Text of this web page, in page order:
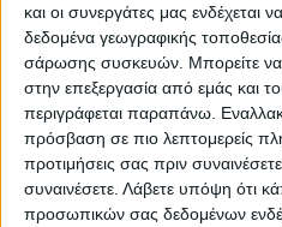
και οι συνεργάτες μας ενδέχεται
δεδομένα γεωγραφικής
σάρωσης συσκευών. Μπορείτε να
στην επεξεργασία από εμάς και
περιγράφεται παραπάνω.
πρόσβαση σε πιο λεπτομερείς
προτιμήσεις σας πριν
συναινέσετε. Λάβετε υπόψη ότι
προσωπικών σας δεδομένων
βρισκόμαστε στη φάση της
γνωμοδοτήσεων από τους
προκειμένου να εκδοθεί η
Έγκρισης Περιβαλλοντικών
Πού βρισκόμαστε σήμερα;
Η πίεση των τελευταίων μηνών